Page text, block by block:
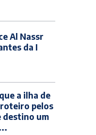
Al Nassr
da I
a ilha de
pelos
destino um